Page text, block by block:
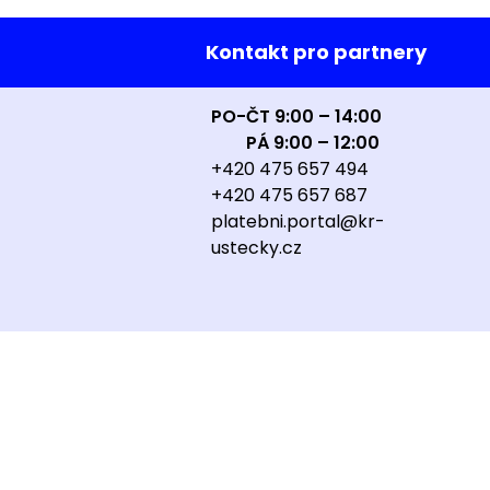
Kontakt pro partnery
PO-ČT 9:00 – 14:00
PÁ 9:00 – 12:00
+420 475 657 494
+420 475 657 687
platebni.portal@kr-
ustecky.cz